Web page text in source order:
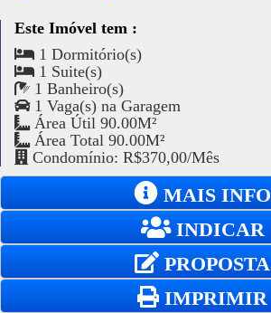
Este Imóvel tem :
1 Dormitório(s)
1 Suite(s)
1 Banheiro(s)
1 Vaga(s) na Garagem
Área Útil 90.00M²
Área Total 90.00M²
Condomínio: R$370,00/Mês
MAIS INFO
INDICAR
PROPOSTA
IMPRIMIR